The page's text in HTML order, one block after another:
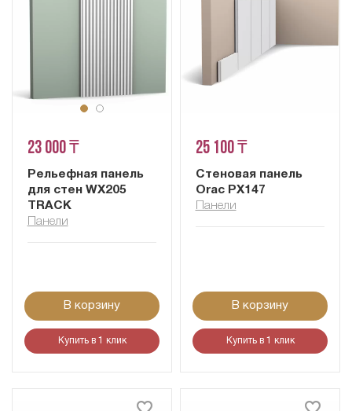
23 000 ₸
Рельефная панель
для стен WX205
TRACK
Панели
В корзину
Купить в 1 клик
25 100 ₸
Стеновая панель
Orac PX147
Панели
В корзину
Купить в 1 клик